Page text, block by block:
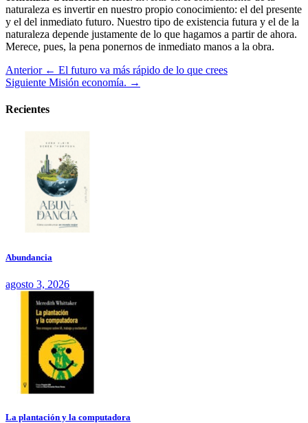
naturaleza es invertir en nuestro propio conocimiento: el del presente
y el del inmediato futuro. Nuestro tipo de existencia futura y el de la
naturaleza depende justamente de lo que hagamos a partir de ahora.
Merece, pues, la pena ponernos de inmediato manos a la obra.
Anterior ← El futuro va más rápido de lo que crees
Siguiente Misión economía. →
Recientes
Abundancia
agosto 3, 2026
La plantación y la computadora